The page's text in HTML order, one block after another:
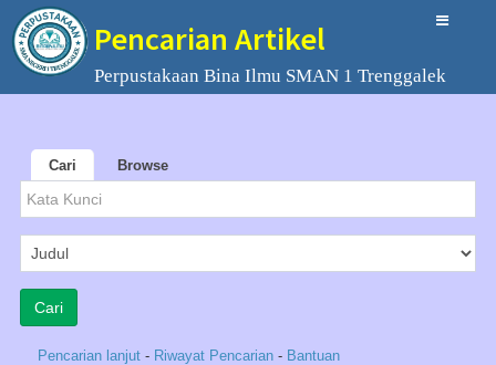
Pencarian Artikel
Perpustakaan Bina Ilmu SMAN 1 Trenggalek
Cari Browse
Pencarian lanjut - Riwayat Pencarian - Bantuan